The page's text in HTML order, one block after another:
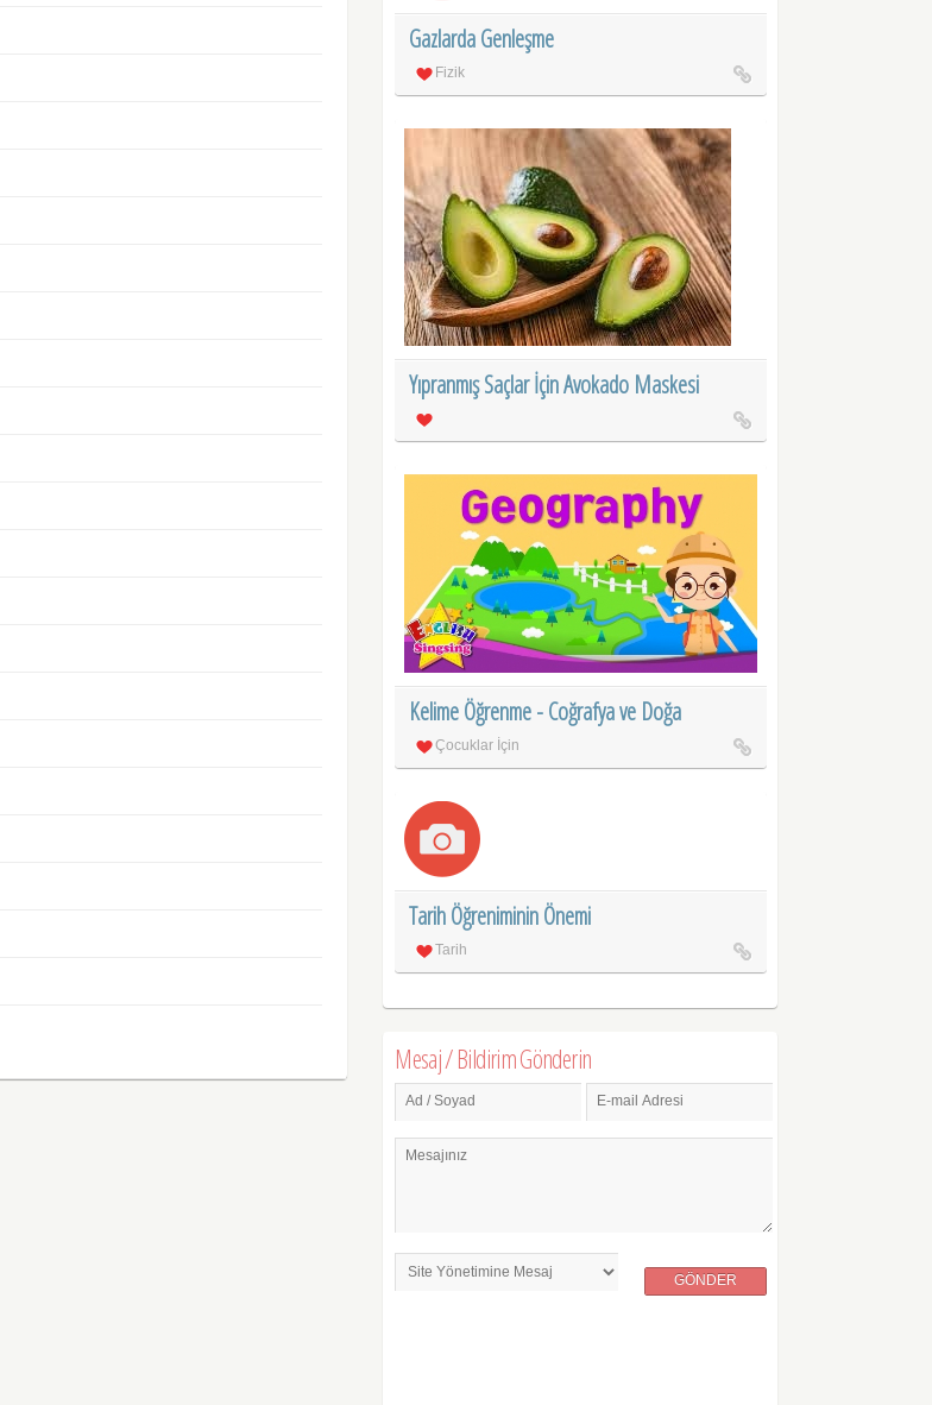
Gazlarda Genleşme
Fizik
Yıpranmış Saçlar İçin Avokado Maskesi
Kelime Öğrenme - Coğrafya ve Doğa
Çocuklar İçin
Tarih Öğreniminin Önemi
Tarih
Mesaj / Bildirim Gönderin
Ad / Soyad E-mail Adresi
Mesajınız
GÖNDER